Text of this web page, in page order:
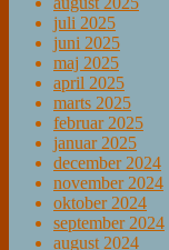
juli 2025
juni 2025
maj 2025
april 2025
marts 2025
februar 2025
januar 2025
december 2024
november 2024
oktober 2024
september 2024
august 2024